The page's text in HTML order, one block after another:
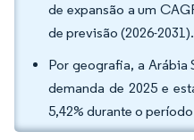
de expansão a um
de previsão (2026-2031).
Por geografia, a Arábia
demanda de 2025 e
5,42% durante o